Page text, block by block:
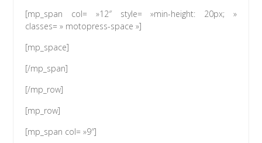
[mp_span col= »12″ style= »min-height: 20px; »
classes= » motopress-space »]
[mp_space]
[/mp_span]
[/mp_row]
[mp_row]
[mp_span col= »9″]